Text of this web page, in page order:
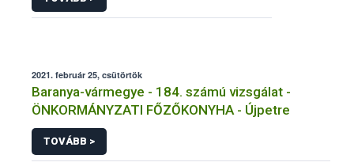
2021. február 25, csütörtök
Baranya-vármegye - 184. számú vizsgálat -
ÖNKORMÁNYZATI FŐZŐKONYHA - Újpetre
TOVÁBB >